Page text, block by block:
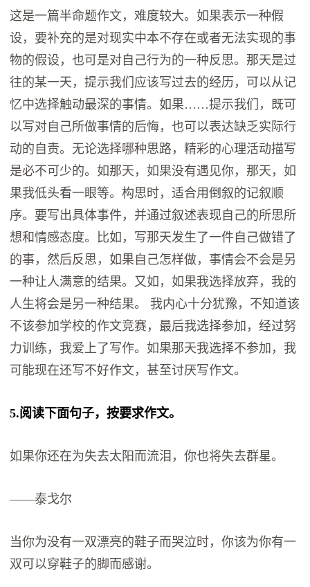
这是一篇半命题作文，难度较大。如果表示一种假
设，要补充的是对现实中本不存在或者无法实现的事
物的假设，也可是对自己行为的一种反思。那天是过
往的某一天，提示我们应该写过去的经历，可以从记
忆中选择触动最深的事情。如果……提示我们，既可
以写对自己所做事情的后悔，也可以表达缺乏实际行
动的自责。无论选择哪种思路，精彩的心理活动描写
是必不可少的。如那天，如果没有遇见你，那天，如
果我低头看一眼等。构思时，适合用倒叙的记叙顺
序。要写出具体事件，并通过叙述表现自己的所思所
想和情感态度。比如，写那天发生了一件自己做错了
的事，然后反思，如果自己怎样做，事情会不会是另
一种让人满意的结果。又如，如果我选择放弃，我的
人生将会是另一种结果。 我内心十分犹豫，不知道该
不该参加学校的作文竞赛，最后我选择参加，经过努
力训练，我爱上了写作。如果那天我选择不参加，我
可能现在还写不好作文，甚至讨厌写作文。
5.阅读下面句子，按要求作文。
如果你还在为失去太阳而流泪，你也将失去群星。
——泰戈尔
当你为没有一双漂亮的鞋子而哭泣时，你该为你有一
双可以穿鞋子的脚而感谢。